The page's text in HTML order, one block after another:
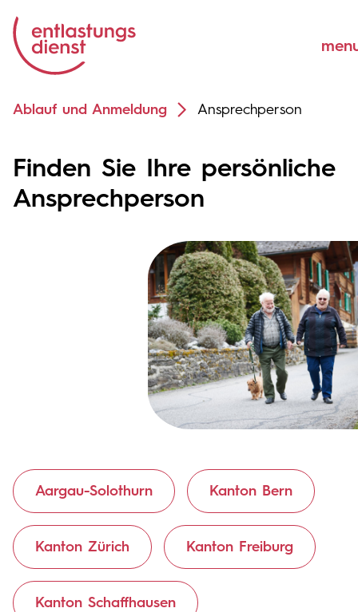
Ablauf und Anmeldung Ansprechperson
Finden Sie Ihre persönliche
Ansprechperson
Aargau-Solothurn Kanton Bern
Kanton Zürich Kanton Freiburg
Kanton Schaffhausen